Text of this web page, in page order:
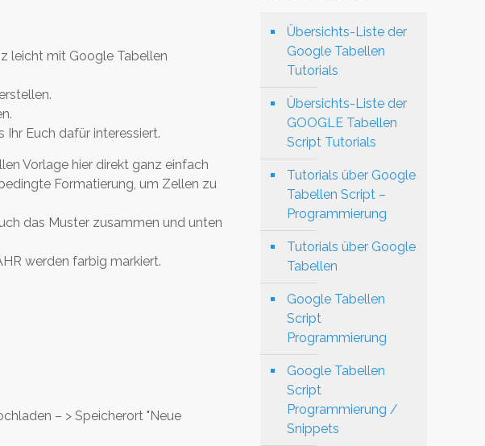
leicht mit Google Tabellen
Ihr Euch dafür interessiert.
Vorlage hier direkt ganz einfach
Formatierung, um Zellen zu
das Muster zusammen und unten
werden farbig markiert.
– > Speicherort "Neue
Übersichts-Liste der
Google Tabellen
Tutorials
Übersichts-Liste der
GOOGLE Tabellen
Script Tutorials
Tutorials über Google
Tabellen Script –
Programmierung
Tutorials über Google
Tabellen
Google Tabellen
Script
Programmierung
Google Tabellen
Script
Programmierung /
Snippets